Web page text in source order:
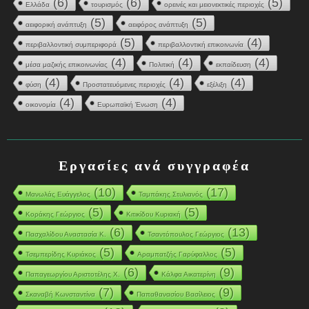
Ελλάδα τουρισμός ορεινές και μειονεκτικές περιοχές
αειφορική ανάπτυξη (5) αειφόρος ανάπτυξη (5)
περιβαλλοντική συμπεριφορά (5) περιβαλλοντική επικοινωνία (4)
μέσα μαζικής επικοινωνίας (4) Πολιτική (4) εκπαίδευση (4)
φύση (4) Προστατευόμενες περιοχές (4) εξέλιξη (4)
οικονομία (4) Ευρωπαϊκή Ένωση (4)
Εργασίες ανά συγγραφέα
Μανωλάς Ευάγγελος(10) Ταμπάκης Στυλιανός(17)
Κοράκης Γεώργιος(5) Κιτικίδου Κυριακή(5)
Πασχαλίδου Αναστασία Κ. (6) Τσαντόπουλος Γεώργιος(13)
Τσεμπερίδης Κυριάκος(5) Αραμπατζής Γαρύφαλλος(5)
Παπαγεωργίου Αριστοτέλης Χ. (6) Κάλφα Αικατερίνη(9)
Σκαναβή Κωνσταντίνα(7) Παπαθανασίου Βασίλειος(9)